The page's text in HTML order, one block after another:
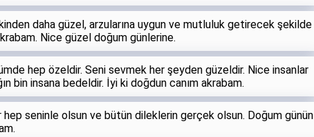
daha güzel, arzularına uygun ve mutluluk getirecek şekilde
Nice güzel doğum günlerine.
hep özeldir. Seni sevmek her şeyden güzeldir. Nice insanlar
bin insana bedeldir. İyi ki doğdun canım akrabam.
hep seninle olsun ve bütün dileklerin gerçek olsun. Doğum günün